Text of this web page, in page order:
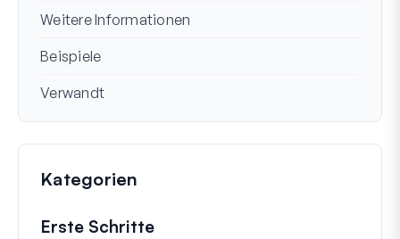
Weitere Informationen
Beispiele
Verwandt
Kategorien
Erste Schritte